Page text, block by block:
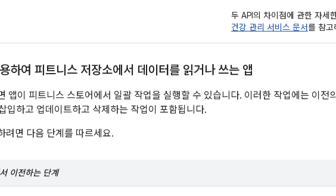
두 API의 차이점에 관한 자세
건강 관리 서비스 문서를 참고
여 피트니스 저장소에서 데이터를 읽거나 쓰는 앱
앱이 피트니스 스토어에서 일괄 작업을 실행할 수 있습니다. 이러한 작업에는 이전
입하고 업데이트하고 삭제하는 작업이 포함됩니다.
면 다음 단계를 따르세요.
이전하는 단계